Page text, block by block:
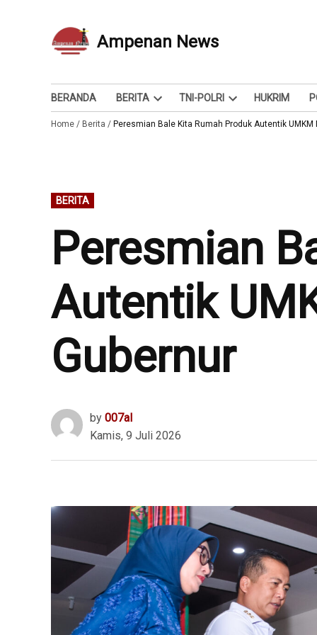
Ampenan News
Berita dan Info
BERANDA BERITA
Open
dropdown
TNI-POLRI
Open
dropdown
HUKRIM
Home / Berita / Peresmian Bale Kita Rumah Produk Autentik
POSTED
IN
BERITA
Peresmian
Autentik
Gubernur
by 007al
Kamis, 9 Juli 2026